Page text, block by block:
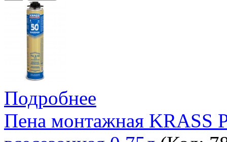
Подробнее
Пена монтажная KRASS